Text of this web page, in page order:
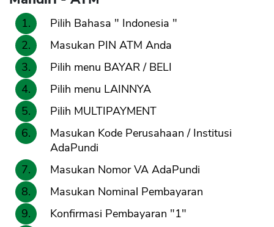
Pilih Bahasa " Indonesia "
Masukan PIN ATM Anda
Pilih menu BAYAR / BELI
Pilih menu LAINNYA
Pilih MULTIPAYMENT
Masukan Kode Perusahaan / Institusi
AdaPundi
Masukan Nomor VA AdaPundi
Masukan Nominal Pembayaran
Konfirmasi Pembayaran "1"